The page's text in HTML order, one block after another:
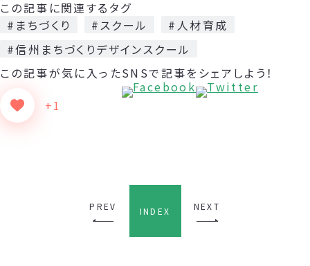
この記事に関連するタグ
#まちづくり
#スクール
#人材育成
#信州まちづくりデザインスクール
この記事が気に入った
+1
SNSで記事をシェアしよう！
PREV INDEX NEXT